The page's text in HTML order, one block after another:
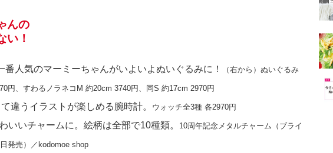
んの
い！
番人気のマーミーちゃんがいよいよぬいぐるみに！ （右から）ぬいぐるみ
円、すわるノラネコM 約20cm 3740円、同S 約17cm 2970円
違うイラストが楽しめる腕時計。 ウォッチ全3種 各2970円
いいチャームに。絵柄は全部で10種類。 10周年記念メタルチャーム（ブライ
発売）／kodomoe shop